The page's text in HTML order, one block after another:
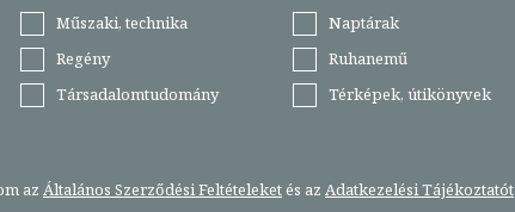
Műszaki, technika Naptárak
Regény Ruhanemű
Társadalomtudomány Térképek, útikönyvek
az Általános Szerződési Feltételeketés az Adatkezelési Tájékoztatót